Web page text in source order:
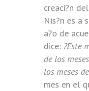
creaci?n
Nis?n es a
a?o de
dice: ?Este
de los
los meses
mes en el